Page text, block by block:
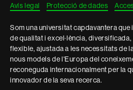
Avís legal Protecció de dades
Som una universitat capdavantera
de qualitat i excel·lència,
flexible, ajustada a les necessitats de
nous models de l'Europa del
reconeguda internacionalment per la
innovador de la seva recerca.